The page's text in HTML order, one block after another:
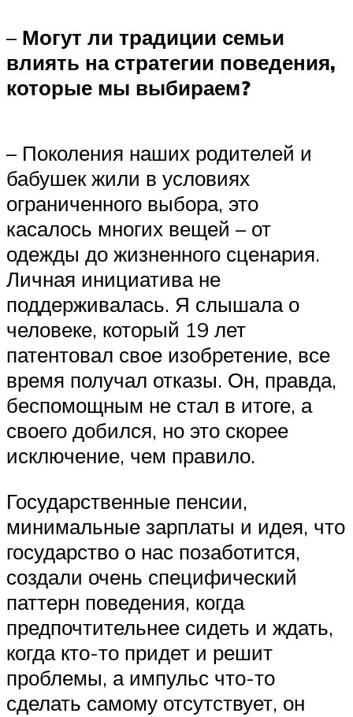
– Могут ли традиции семьи
влиять на стратегии поведения,
которые мы выбираем?
– Поколения наших родителей и
бабушек жили в условиях
ограниченного выбора, это
касалось многих вещей – от
одежды до жизненного сценария.
Личная инициатива не
поддерживалась. Я слышала о
человеке, который 19 лет
патентовал свое изобретение, все
время получал отказы. Он, правда,
беспомощным не стал в итоге, а
своего добился, но это скорее
исключение, чем правило.
Государственные пенсии,
минимальные зарплаты и идея, что
государство о нас позаботится,
создали очень специфический
паттерн поведения, когда
предпочтительнее сидеть и ждать,
когда кто-то придет и решит
проблемы, а импульс что-то
сделать самому отсутствует, он